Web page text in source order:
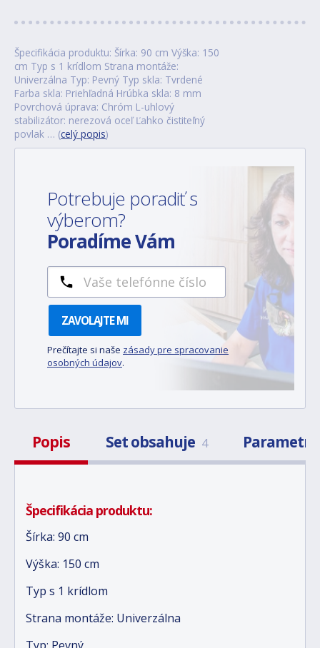
Špecifikácia produktu: Šírka: 90 cm Výška: 150
cm Typ s 1 krídlom Strana montáže:
Univerzálna Typ: Pevný Typ skla: Tvrdené
Farba skla: Priehľadná Hrúbka skla: 8 mm
Povrchová úprava: Chróm L-uhlový
stabilizátor: nerezová oceľ Ľahko čistiteľný
povlak … (celý popis)
Potrebuje poradiť s
výberom?
Poradíme Vám
ZAVOLAJTE MI
Prečítajte si naše zásady pre spracovanie
osobných údajov.
Popis Set obsahuje 4 Parametre
Špecifikácia produktu:
Šírka: 90 cm
Výška: 150 cm
Typ s 1 krídlom
Strana montáže: Univerzálna
Typ: Pevný